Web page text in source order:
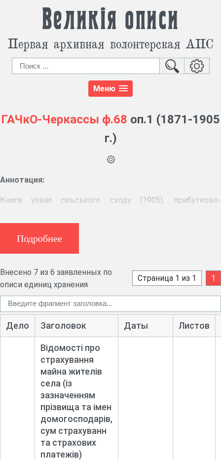
Великія описи
Первая архивная волонтерская АИС
Меню
ГАЧкО-Черкассы ф.68 оп.1 (1871-1905
г.)
Аннотация:
Книга ухвал сільського сходу (1905), прибутково-
вихідних документів (1871-1883), відомості про
страхування майна жителів села (1877-1882), книга обліку
Подробнее
Внесено 7 из 6 заявленных по
описи единиц хранения
Страница 1 из 1 1
Дело Заголовок Даты Листов
Відомості про
страхування
майна жителів
села (із
зазначенням
прізвища та імен
домогосподарів,
сум страхуванн
та страхових
платежів)